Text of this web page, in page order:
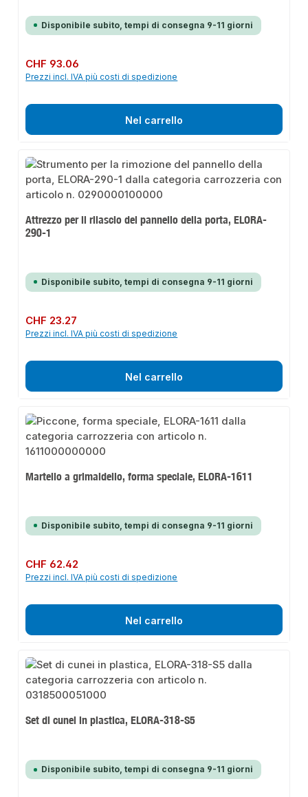
Disponibile subito, tempi di consegna 9-11 giorni
Prezzo normale:
CHF 93.06
Prezzi incl. IVA più costi di spedizione
Nel carrello
Attrezzo per il rilascio del pannello della porta, ELORA-
290-1
Disponibile subito, tempi di consegna 9-11 giorni
Prezzo normale:
CHF 23.27
Prezzi incl. IVA più costi di spedizione
Nel carrello
Martello a grimaldello, forma speciale, ELORA-1611
Disponibile subito, tempi di consegna 9-11 giorni
Prezzo normale:
CHF 62.42
Prezzi incl. IVA più costi di spedizione
Nel carrello
Set di cunei in plastica, ELORA-318-S5
Disponibile subito, tempi di consegna 9-11 giorni